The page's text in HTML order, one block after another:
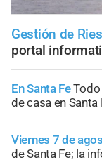
Gestión de
portal
En Santa Fe
de casa en
Viernes 7 de
de Santa Fe; la